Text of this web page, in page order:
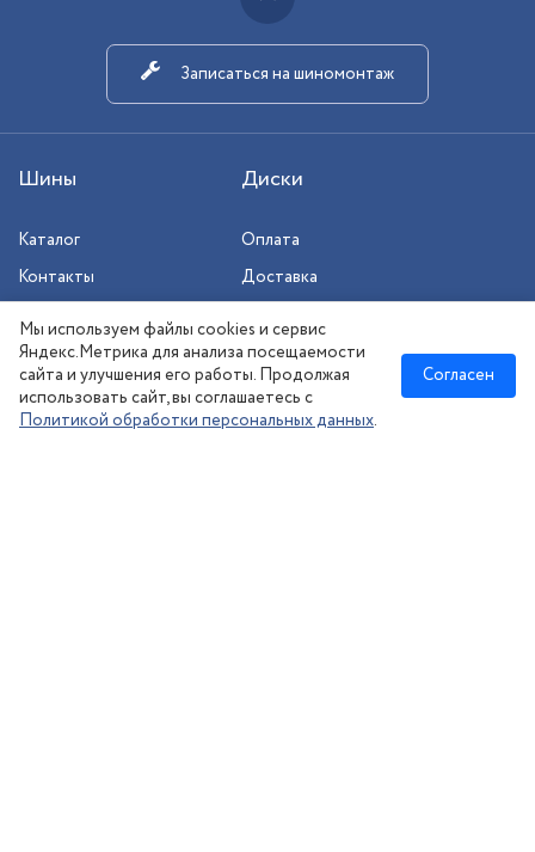
Шины Диски
Каталог
Контакты
Оплата
Доставка
Сезонное хранение
Записаться на шиномонтаж
Новосибирск:
Мы используем файлы cookies и сервис
Яндекс.Метрика для анализа посещаемости
сайта и улучшения его работы. Продолжая
использовать сайт, вы соглашаетесь с
Политикой обработки персональных данных.
Согласен